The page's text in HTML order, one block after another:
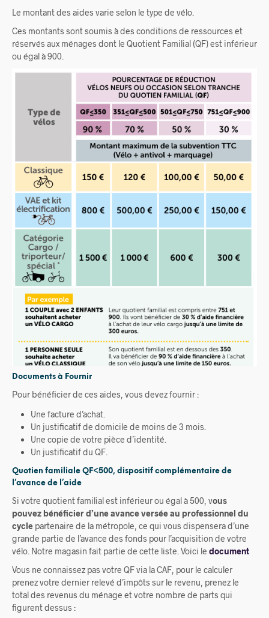
Le montant des aides varie selon le type de vélo.
Ces montants sont soumis à des conditions de ressources et
réservés aux ménages dont le Quotient Familial (QF) est inférieur
ou égal à 900.
Documents à Fournir
Pour bénéficier de ces aides, vous devez fournir :
Une facture d’achat.
Un justificatif de domicile de moins de 3 mois.
Une copie de votre pièce d’identité.
Un justificatif du QF.
Quotien familiale QF<500, dispositif complémentaire de
l’avance de l’aide
Si votre quotient familial est inférieur ou égal à 500, vous
pouvez bénéficier d’une avance versée au professionnel du
cycle partenaire de la métropole, ce qui vous dispensera d’une
grande partie de l’avance des fonds pour l’acquisition de votre
vélo. Notre magasin fait partie de cette liste. Voici le document
Vous ne connaissez pas votre QF via la CAF, pour le calculer
prenez votre dernier relevé d’impôts sur le revenu, prenez le
total des revenus du ménage et votre nombre de parts qui
figurent dessus :